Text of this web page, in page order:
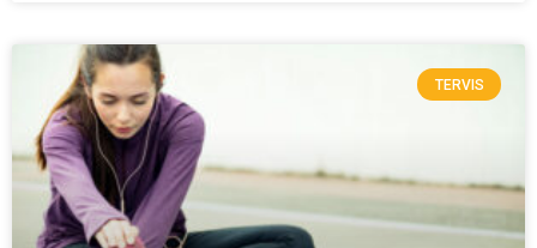
TERVIS